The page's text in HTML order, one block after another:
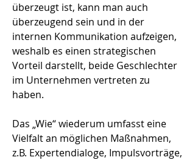
überzeugt ist, kann man auch
überzeugend sein und in der
internen Kommunikation aufzeigen,
weshalb es einen strategischen
Vorteil darstellt, beide Geschlechter
im Unternehmen vertreten zu
haben.
Das „Wie“ wiederum umfasst eine
Vielfalt an möglichen Maßnahmen,
z.B. Expertendialoge, Impulsvorträge,